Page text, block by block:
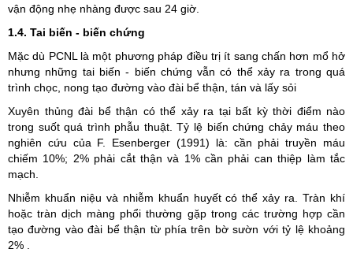
vận động nhẹ nhàng được sau 24 giờ.
1.4. Tai biến - biến chứng
Mặc dù PCNL là một phương pháp điều trị ít sang chấn hơn mổ hở
nhưng những tai biến - biến chứng vẫn có thể xảy ra trong quá
trình chọc, nong tạo đường vào đài bể thận, tán và lấy sỏi
Xuyên thủng đài bể thận có thể xảy ra tại bất kỳ thời điểm nào
trong suốt quá trình phẫu thuật. Tỷ lệ biến chứng chảy máu theo
nghiên cứu của F. Esenberger (1991) là: cần phải truyền máu
chiếm 10%; 2% phải cắt thận và 1% cần phải can thiệp làm tắc
mạch.
Nhiễm khuẩn niệu và nhiễm khuẩn huyết có thể xảy ra. Tràn khí
hoặc tràn dịch màng phổi thường gặp trong các trường hợp cần
tạo đường vào đài bể thận từ phía trên bờ sườn với tỷ lệ khoảng
2% .